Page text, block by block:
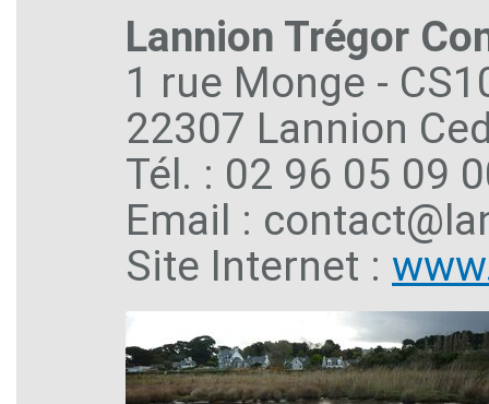
Lannion Trégor
1 rue Monge -
22307 Lannion
Tél. : 02 96 05 09
Email :
Site Internet :